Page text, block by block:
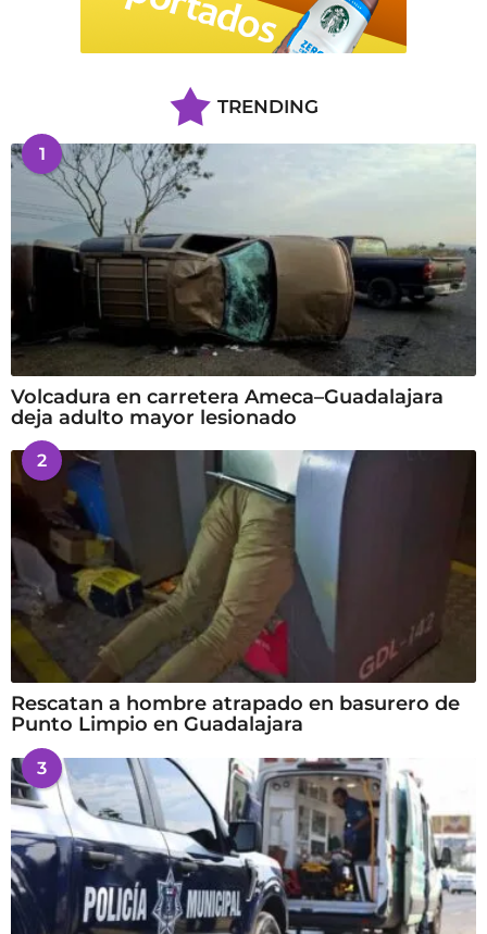
TRENDING
1
Volcadura en carretera Ameca–Guadalajara
deja adulto mayor lesionado
2
Rescatan a hombre atrapado en basurero de
Punto Limpio en Guadalajara
3